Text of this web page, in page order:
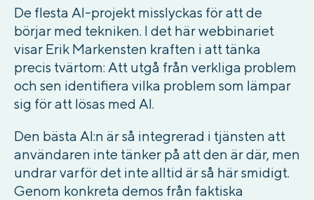
De flesta AI-projekt misslyckas för att de
börjar med tekniken. I det här webbinariet
visar Erik Markensten kraften i att tänka
precis tvärtom: Att utgå från verkliga problem
och sen identifiera vilka problem som lämpar
sig för att lösas med AI.
Den bästa AI:n är så integrerad i tjänsten att
användaren inte tänker på att den är där, men
undrar varför det inte alltid är så här smidigt.
Genom konkreta demos från faktiska